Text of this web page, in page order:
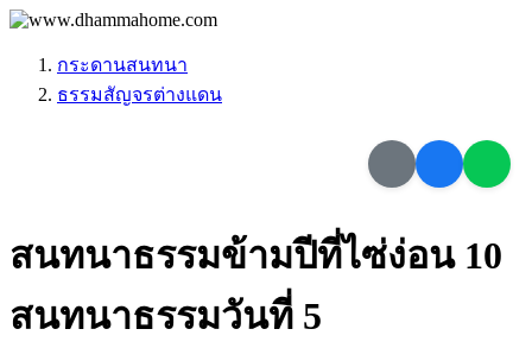
กระดานสนทนา
ธรรมสัญจรต่างแดน
สนทนาธรรมข้ามปีที่ไซ่ง่อน 10
สนทนาธรรมวันที่ 5